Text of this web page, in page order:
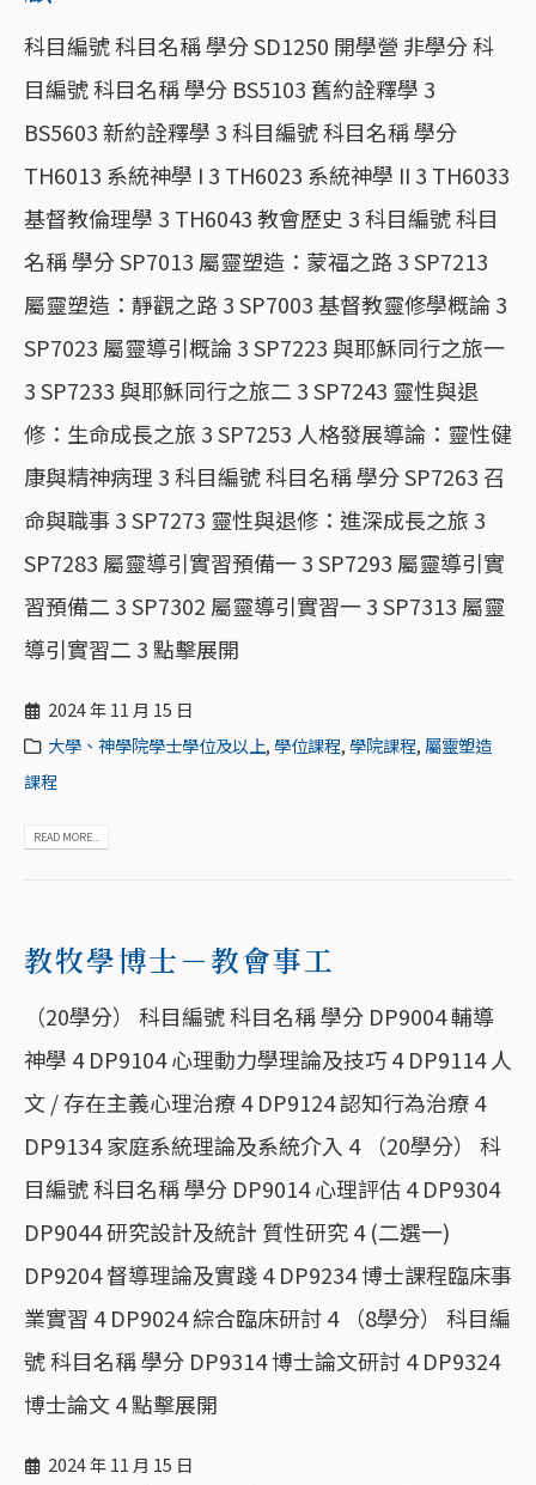
科目編號 科目名稱 學分 SD1250 開學營 非學分 科
目編號 科目名稱 學分 BS5103 舊約詮釋學 3
BS5603 新約詮釋學 3 科目編號 科目名稱 學分
TH6013 系統神學 I 3 TH6023 系統神學 II 3 TH6033
基督教倫理學 3 TH6043 教會歷史 3 科目編號 科目
名稱 學分 SP7013 屬靈塑造：蒙福之路 3 SP7213
屬靈塑造：靜觀之路 3 SP7003 基督教靈修學概論 3
SP7023 屬靈導引概論 3 SP7223 與耶穌同行之旅一
3 SP7233 與耶穌同行之旅二 3 SP7243 靈性與退
修：生命成長之旅 3 SP7253 人格發展導論：靈性健
康與精神病理 3 科目編號 科目名稱 學分 SP7263 召
命與職事 3 SP7273 靈性與退修：進深成長之旅 3
SP7283 屬靈導引實習預備一 3 SP7293 屬靈導引實
習預備二 3 SP7302 屬靈導引實習一 3 SP7313 屬靈
導引實習二 3 點擊展開
2024 年 11 月 15 日
大學、神學院學士學位及以上, 學位課程, 學院課程, 屬靈塑造
課程
READ MORE...
教牧學博士－教會事工
（20學分） 科目編號 科目名稱 學分 DP9004 輔導
神學 4 DP9104 心理動力學理論及技巧 4 DP9114 人
文 / 存在主義心理治療 4 DP9124 認知行為治療 4
DP9134 家庭系統理論及系統介入 4 （20學分） 科
目編號 科目名稱 學分 DP9014 心理評估 4 DP9304
DP9044 研究設計及統計 質性研究 4 (二選一)
DP9204 督導理論及實踐 4 DP9234 博士課程臨床事
業實習 4 DP9024 綜合臨床研討 4 （8學分） 科目編
號 科目名稱 學分 DP9314 博士論文研討 4 DP9324
博士論文 4 點擊展開
2024 年 11 月 15 日